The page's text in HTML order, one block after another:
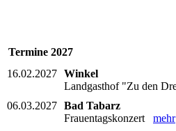
Termine 2027
16.02.2027 Winkel
Landgasthof "Zu den
06.03.2027 Bad Tabarz
Frauentagskonzert mehr